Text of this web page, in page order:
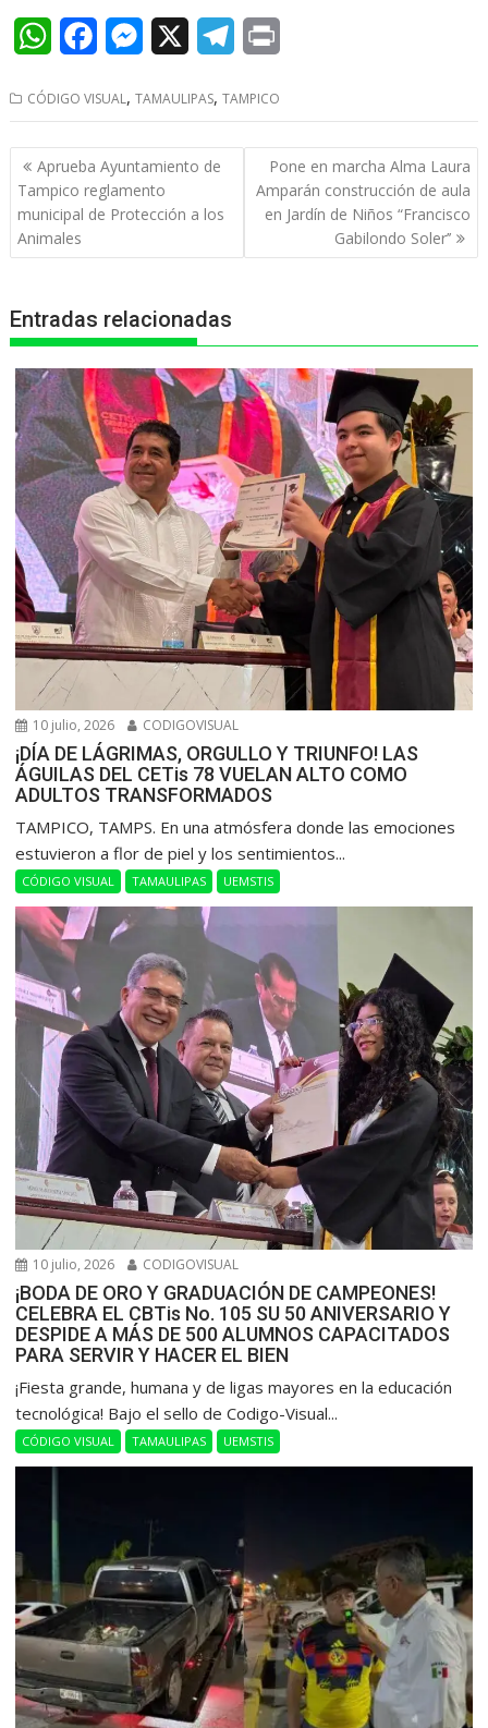
W
a
t
s
A
p
c
e
b
o
o
M
s
s
e
n
g
r
l
e
a
n
t
CÓDIGO VISUAL,TAMAULIPAS,TAMPICO
Navegación
de
entradas
Aprueba Ayuntamiento de
Tampico reglamento
municipal de Protección a los
Animales
Pone en marcha Alma Laura
Amparán construcción de aula
en Jardín de Niños “Francisco
Gabilondo Soler’’
Entradas relacionadas
10 julio, 2026 CODIGOVISUAL
¡DÍA DE LÁGRIMAS, ORGULLO Y TRIUNFO! LAS
ÁGUILAS DEL CETis 78 VUELAN ALTO COMO
ADULTOS TRANSFORMADOS
​TAMPICO, TAMPS. En una atmósfera donde las emociones
estuvieron a flor de piel y los sentimientos...
CÓDIGO VISUAL TAMAULIPAS UEMSTIS
10 julio, 2026 CODIGOVISUAL
¡BODA DE ORO Y GRADUACIÓN DE CAMPEONES!
CELEBRA EL CBTis No. 105 SU 50 ANIVERSARIO Y
DESPIDE A MÁS DE 500 ALUMNOS CAPACITADOS
PARA SERVIR Y HACER EL BIEN
​¡Fiesta grande, humana y de ligas mayores en la educación
tecnológica! Bajo el sello de Codigo-Visual...
CÓDIGO VISUAL TAMAULIPAS UEMSTIS